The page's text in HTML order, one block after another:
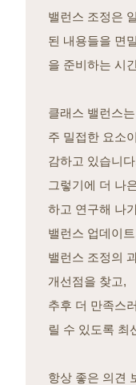
밸런스 조정은
된 내용들을 면
을 준비하는 시
클래스 밸런스
주 밀접한 요소
감하고 있습니
그렇기에 더 나
하고 연구해 나
밸런스 업데이
밸런스 조정의
개선점을 찾고,
추후 더 만족스
릴 수 있도록 최
항상 좋은 의견